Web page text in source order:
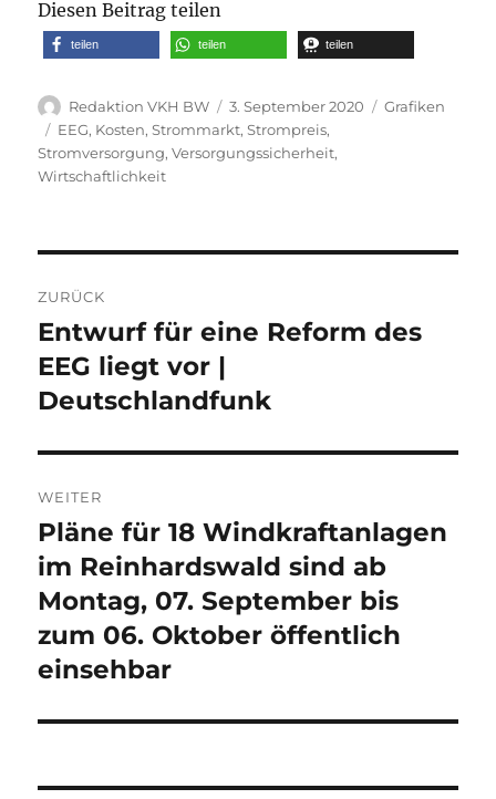
Diesen Beitrag teilen
teilen teilen teilen
Autor
Redaktion VKH BW
Veröffentlicht
am
3. September 2020 Kategorien
Grafiken
Schlagwörter
EEG, Kosten,Strommarkt,Strompreis,
Stromversorgung,Versorgungssicherheit,
Wirtschaftlichkeit
ZURÜCK
Vorheriger
Beitrag:
Entwurf für eine Reform des
EEG liegt vor |
Deutschlandfunk
WEITER
Nächster
Beitrag:
Pläne für 18 Windkraftanlagen
im Reinhardswald sind ab
Montag, 07. September bis
zum 06. Oktober öffentlich
einsehbar